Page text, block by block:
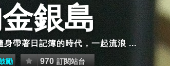
銀島
身帶著日記簿的時代，一起流浪 ...
勵 970 訂閱站台